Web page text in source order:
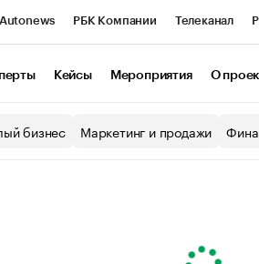
Autonews РБК Компании Телеканал
Экономика Бизнес
Кейсы Мероприятия О
бизнес Маркетинг и продажи